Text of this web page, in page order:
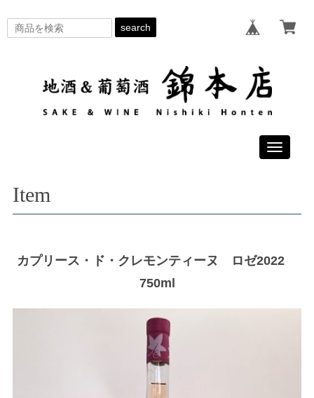
search
Toggle
Item
カプリース・ド・クレモンティーヌ ロゼ2022
750ml